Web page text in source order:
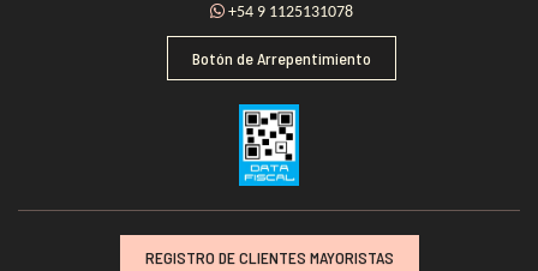
+54 9 1125131078
Botón de Arrepentimiento
REGISTRO DE CLIENTES MAYORISTAS